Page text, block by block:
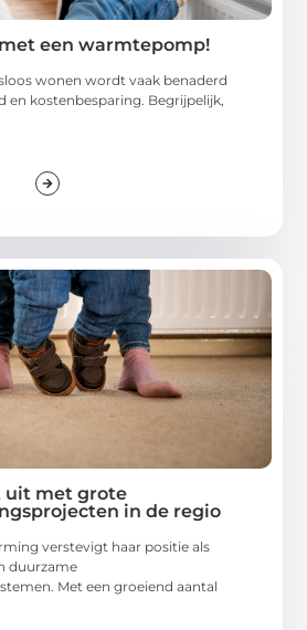
een warmtepomp!
wonen wordt vaak benaderd
en kostenbesparing. Begrijpelijk,
met grote
in de regio
verstevigt haar positie als
duurzame
Met een groeiend aantal